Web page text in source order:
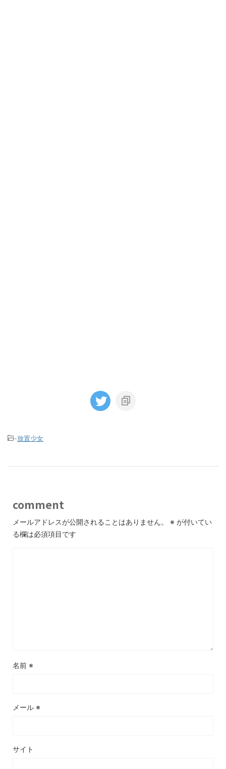
-放置少女
comment
メールアドレスが公開されることはありません。 ※ が付いてい
る欄は必須項目です
名前 ※
メール ※
サイト